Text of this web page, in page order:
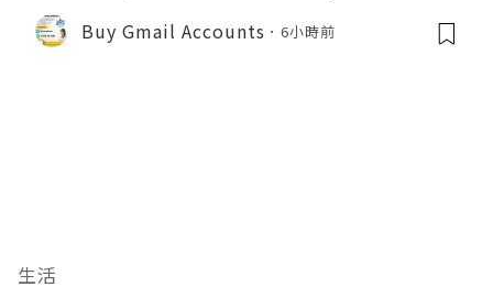
Buy Gmail Accounts 6小時前
生活